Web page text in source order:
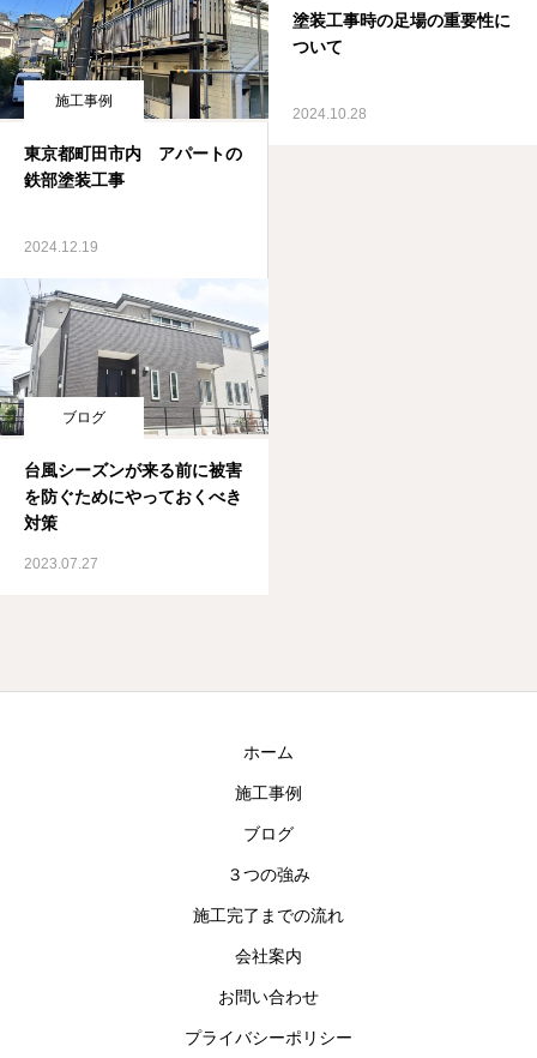
施工事例
東京都町田市内 アパートの
鉄部塗装工事
2024.12.19
塗装工事時の足場の重要性に
ついて
2024.10.28
ブログ
台風シーズンが来る前に被害
を防ぐためにやっておくべき
対策
2023.07.27
ホーム
施工事例
ブログ
３つの強み
施工完了までの流れ
会社案内
お問い合わせ
プライバシーポリシー